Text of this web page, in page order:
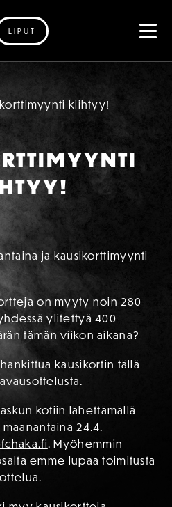
LIPUT
kiihtyy!
ja kausikorttimyynti
on myyty noin 280
ylitettyä 400
tämän viikon aikana?
kausikortin tällä
kotiin lähettämällä
24.4.
. Myöhemmin
emme lupaa toimitusta